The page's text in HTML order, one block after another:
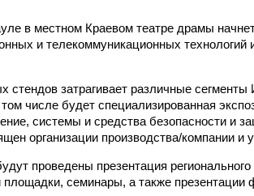
в местном Краевом театре драмы
и телекоммуникационных
стендов затрагивает различные
числе будет специализированная
системы и средства безопасности и
организации производства/компании и
проведены презентация
площадки, семинары, а также презентации